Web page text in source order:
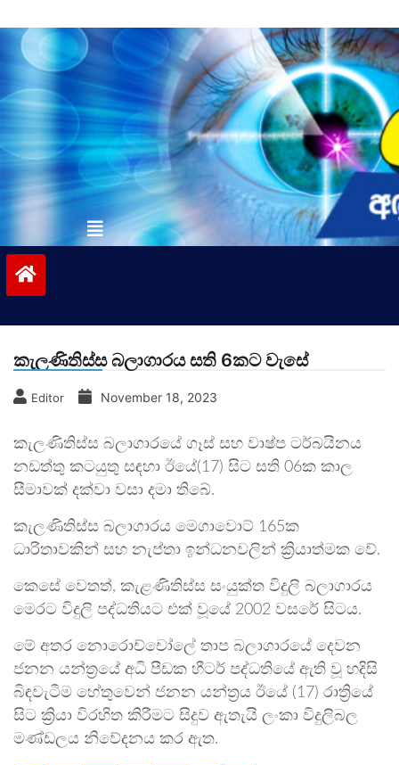
to
contentvinivida.lk
කැලණිතිස්ස බලාගාරය සති 6කට වැසේ
Editor November 18, 2023
කැලණිතිස්ස බලාගාරයේ ගෑස් සහ වාෂ්ප ටර්බයිනය
නඩත්තු කටයුතු සඳහා ඊයේ(17) සිට සති 06ක කාල
සීමාවක් දක්වා වසා දමා තිබේ.
කැලණිතිස්ස බලාගාරය මෙගාවොට් 165ක
ධාරිතාවකින් සහ නැප්තා ඉන්ධනවලින් ක්‍රියාත්මක වේ.
කෙසේ වෙතත්, කැළණිතිස්ස සංයුක්ත විදුලි බලාගාරය
මෙරට විදුලි පද්ධතියට එක් වූයේ 2002 වසරේ සිටය.
මේ අතර නොරොච්චෝලේ තාප බලාගාරයේ දෙවන
ජනන යන්ත්‍රයේ අධි පීඩක හීටර් පද්ධතියේ ඇති වූ හදිසි
බිඳවැටීම හේතුවෙන් ජනන යන්ත්‍රය ඊයේ (17) රාත්‍රියේ
සිට ක්‍රියා විරහිත කිරීමට සිදුව ඇතැයි ලංකා විදුලිබල
මණ්ඩලය නිවේදනය කර ඇත.